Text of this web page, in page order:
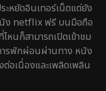
ะหยัดอินเทอร์เน็ตแต่ยัง
นัง netflix ฟรี บนมือถือ
ไหนก็สามารถเปิดเข้าชม
รพักผ่อนผ่านทาง หนัง
อเนื่องและเพลิดเพลิน